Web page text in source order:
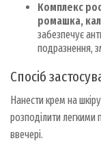
Комплекс
ромашка,
забезпечує
подразнення,
Спосіб
Нанести крем на
розподілити легкими
ввечері.